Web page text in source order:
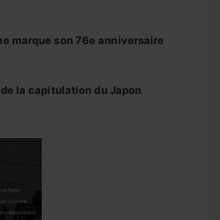
marque son 76e anniversaire
la capitulation du Japon